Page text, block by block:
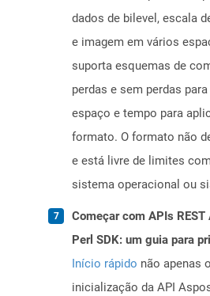
dados de bilevel, escala
e imagem em vários
suporta esquemas de
perdas e sem perdas
espaço e tempo para
formato. O formato não
e está livre de limites
sistema operacional ou
Começar com APIs
Perl SDK: um guia para
Início rápido não apenas
inicialização da API